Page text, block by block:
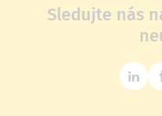
Sledujte nás